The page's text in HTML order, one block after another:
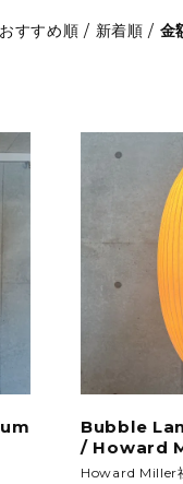
おすすめ順 / 新着順 / 金
Bubble
/ Howard
Howard Miller